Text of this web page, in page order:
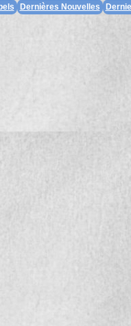
Dernières Nouvelles